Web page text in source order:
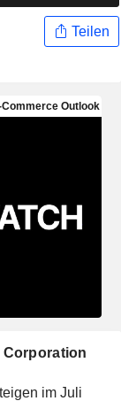
Teilen
im Juli